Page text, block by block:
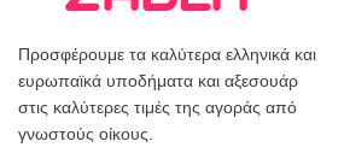
Προσφέρουμε τα καλύτερα ελληνικά και
ευρωπαϊκά υποδήματα και αξεσουάρ
στις καλύτερες τιμές της αγοράς από
γνωστούς οίκους.